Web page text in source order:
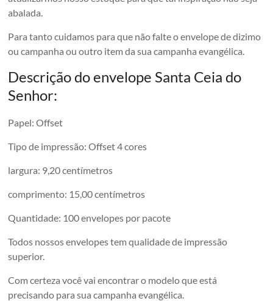
abalada.
Para tanto cuidamos para que não falte o envelope de dizimo
ou campanha ou outro item da sua campanha evangélica.
Descrição do envelope Santa Ceia do
Senhor:
Papel: Offset
Tipo de impressão: Offset 4 cores
largura: 9,20 centímetros
comprimento: 15,00 centímetros
Quantidade: 100 envelopes por pacote
Todos nossos envelopes tem qualidade de impressão
superior.
Com certeza você vai encontrar o modelo que está
precisando para sua campanha evangélica.